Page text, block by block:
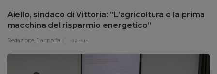
Aiello, sindaco di Vittoria: “L’agricoltura è la prima
macchina del risparmio energetico”
Redazione, 1 anno fa 2 min